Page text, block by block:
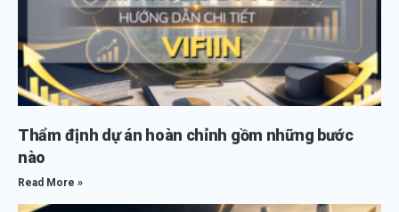
Thẩm định dự án hoàn chỉnh gồm những bước
nào
Read More »